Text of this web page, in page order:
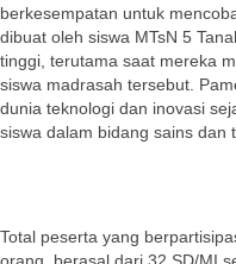
berkesempatan untuk
dibuat oleh siswa MTsN 5
tinggi, terutama saat mereka
siswa madrasah tersebut.
dunia teknologi dan inovasi
siswa dalam bidang sains dan
Total peserta yang